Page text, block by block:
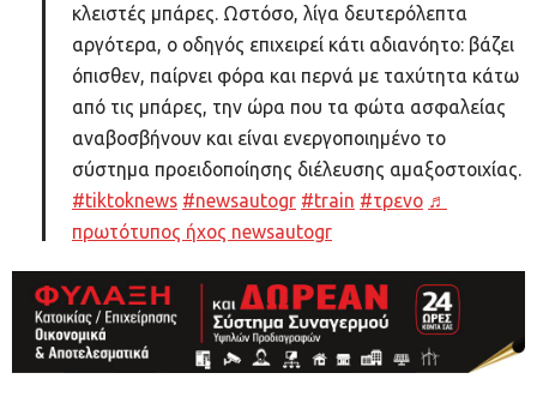
κλειστές μπάρες. Ωστόσο, λίγα δευτερόλεπτα
αργότερα, ο οδηγός επιχειρεί κάτι αδιανόητο: βάζει
όπισθεν, παίρνει φόρα και περνά με ταχύτητα κάτω
από τις μπάρες, την ώρα που τα φώτα ασφαλείας
αναβοσβήνουν και είναι ενεργοποιημένο το
σύστημα προειδοποίησης διέλευσης αμαξοστοιχίας.
#tiktoknews #newsautogr #train #τρενο ♬
πρωτότυπος ήχος newsautogr